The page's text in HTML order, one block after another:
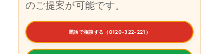
のご提案が可能です。
電話で相談する（0120-322-221）